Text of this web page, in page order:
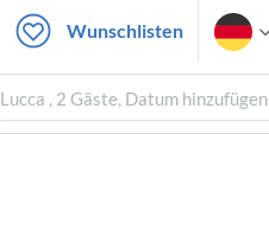
Wunschlisten
Lucca , 2 Gäste, Datum hinzufügen